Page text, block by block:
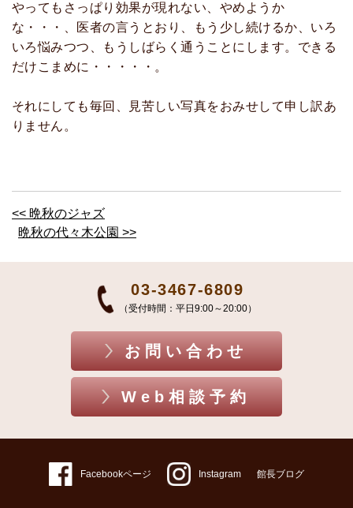
やってもさっぱり効果が現れない、やめようか
な・・・、医者の言うとおり、もう少し続けるか、いろ
いろ悩みつつ、もうしばらく通うことにします。できる
だけこまめに・・・・・。
それにしても毎回、見苦しい写真をおみせして申し訳あ
りません。
<< 晩秋のジャズ
晩秋の代々木公園 >>
03-3467-6809
（受付時間：平日9:00～20:00）
お問い合わせ
Web相談予約
Facebookページ Instagram 館長ブログ